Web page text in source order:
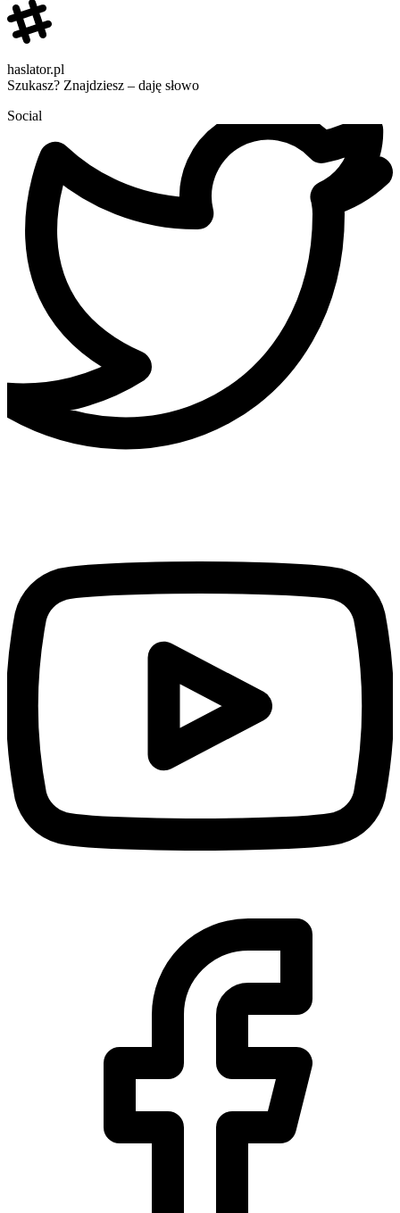
haslator.pl
Szukasz? Znajdziesz – daję słowo
Social